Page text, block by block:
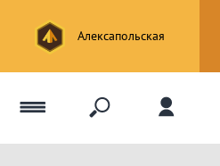
Алексапольская